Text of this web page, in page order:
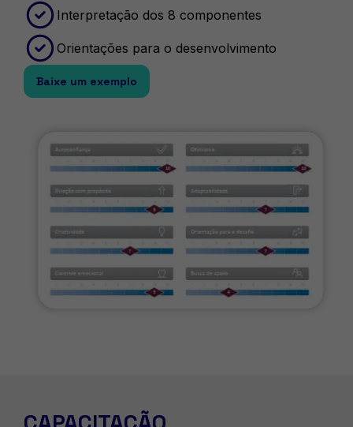
Interpretação dos 8 componentes
Orientações para o desenvolvimento
Baixe um exemplo